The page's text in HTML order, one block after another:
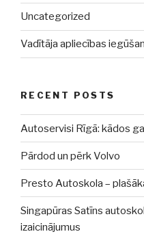
Uncategorized
Vadītāja apliecības
RECENT POSTS
Autoservisi Rīgā: kādos
Pārdod un pērk Volvo
Presto Autoskola –
Singapūras Satīns
izaicinājumus